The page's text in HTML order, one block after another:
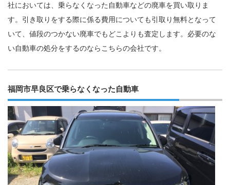
社においては、乗らなくなった自動車などの廃車を買い取りま
す。引き取りをする際に係る費用についても引取り無料となって
いて、値段のつかない廃車でもどこよりも査定します。必要のな
い自動車の処分をするのならこちらの会社です。
福岡市早良区で乗らなくなった自動車